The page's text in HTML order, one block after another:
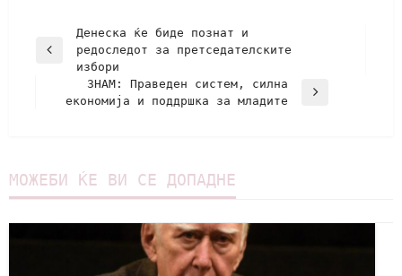
Денеска ќе биде познат и
редоследот за претседателските
избори
ЗНАМ: Праведен систем, силна
економија и поддршка за младите
МОЖЕБИ ЌЕ ВИ СЕ ДОПАДНЕ